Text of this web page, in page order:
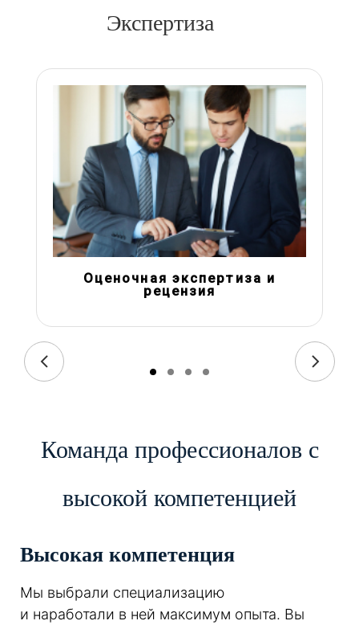
Экспертиза
Оценочная экспертиза и
рецензия
Команда профессионалов с
высокой компетенцией
Высокая компетенция
Мы выбрали специализацию
и наработали в ней максимум опыта. Вы